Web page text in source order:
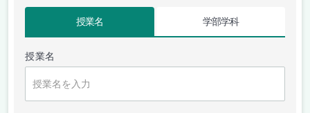
授業名 学部学科
授業名